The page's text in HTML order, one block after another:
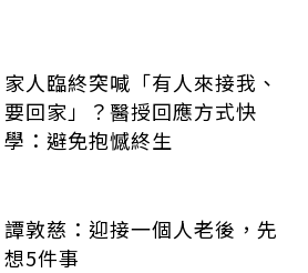
家人臨終突喊「有人來接我、
要回家」？醫授回應方式快
學：避免抱憾終生
譚敦慈：迎接一個人老後，先
想5件事